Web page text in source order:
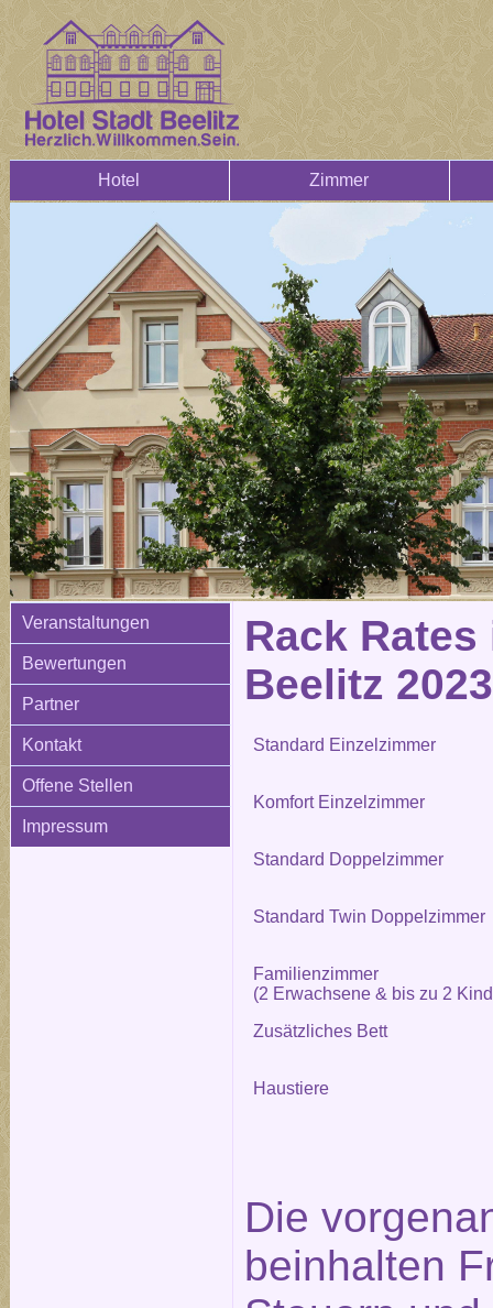
Hotel Zimmer
Veranstaltungen
Bewertungen
Partner
Kontakt
Offene Stellen
Impressum
Rack
Beelitz 2023
Standard Einzelzimmer
Komfort Einzelzimmer
Standard Doppelzimmer
Standard Twin Doppelzimmer
Familienzimmer
(2 Erwachsene & bis zu 2
Zusätzliches Bett
Haustiere
Die
beinhalten